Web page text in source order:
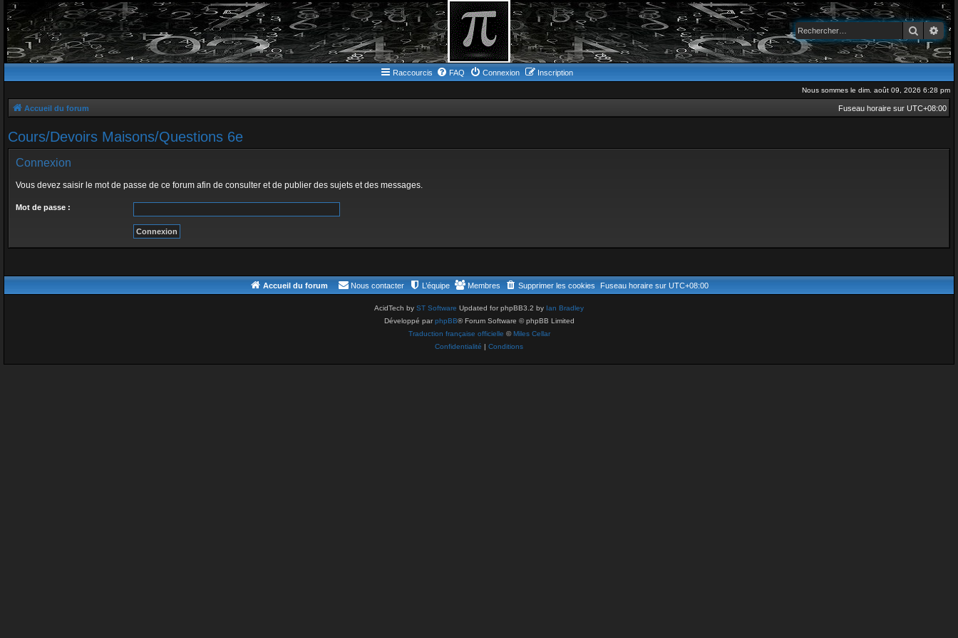
Raccourcis FAQ Connexion Inscription
Nous sommes le dim. août 09, 2026 6:28 pm
Accueil du forum Fuseau horaire sur UTC+08:00
Cours/Devoirs Maisons/Questions 6e
Connexion
Vous devez saisir le mot de passe de ce forum afin de consulter et de publier des sujets et des messages.
Mot de passe :
Accueil du forum Fuseau horaire sur UTC+08:00
Supprimer les cookies
Membres
L’équipe
Nous contacter
AcidTech by ST Software Updated for phpBB3.2 by Ian Bradley
Développé parphpBB® Forum Software © phpBB Limited
Traduction française officielle ©Miles Cellar
Confidentialité | Conditions